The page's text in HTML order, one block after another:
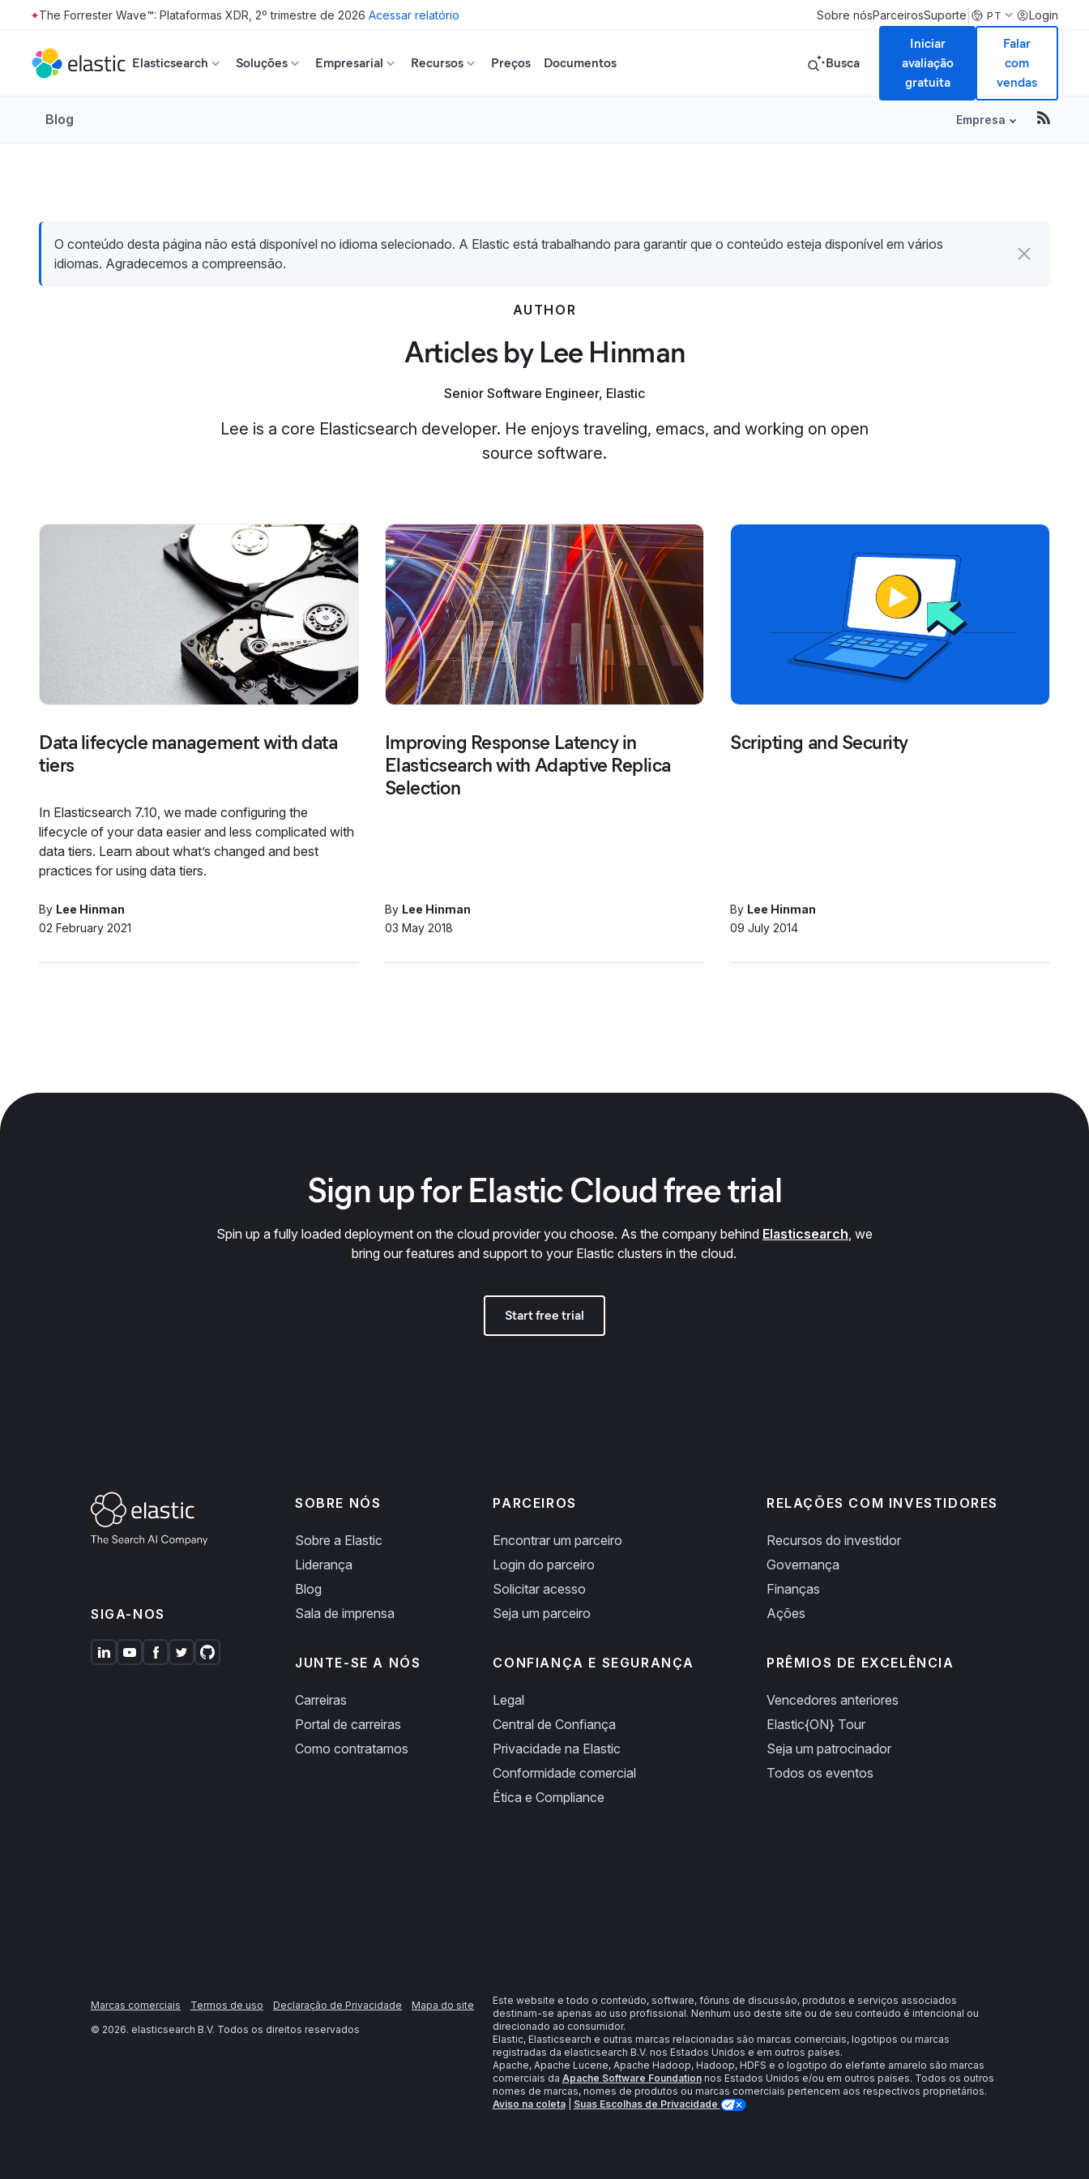
Skip to main content
The Forrester Wave™: Plataformas XDR, 2º trimestre de 2026 Acessar relatório Sobre nósParceirosSuporte PT Login
Elasticsearch Soluções Empresarial Recursos Preços Documentos Busca
Iniciar
avaliação
gratuita
Falar
com
vendas
Blog Empresa
O conteúdo desta página não está disponível no idioma selecionado. A Elastic está trabalhando para garantir que o conteúdo esteja disponível em vários
idiomas. Agradecemos a compreensão.
AUTHOR
Articles by Lee Hinman
Senior Software Engineer, Elastic
Lee is a core Elasticsearch developer. He enjoys traveling, emacs, and working on open
source software.
Data lifecycle management with data
tiers
In Elasticsearch 7.10, we made configuring the
lifecycle of your data easier and less complicated with
data tiers. Learn about what’s changed and best
practices for using data tiers.
By Lee Hinman
02 February 2021
Improving Response Latency in
Elasticsearch with Adaptive Replica
Selection
By Lee Hinman
03 May 2018
Scripting and Security
By Lee Hinman
09 July 2014
Sign up for Elastic Cloud free trial
Spin up a fully loaded deployment on the cloud provider you choose. As the company behind Elasticsearch , we
bring our features and support to your Elastic clusters in the cloud.
Start free trial
SIGA-NOS
SOBRE NÓS
Sobre a Elastic
Liderança
Blog
Sala de imprensa
JUNTE-SE A NÓS
Carreiras
Portal de carreiras
Como contratamos
PARCEIROS
Encontrar um parceiro
Login do parceiro
Solicitar acesso
Seja um parceiro
CONFIANÇA E SEGURANÇA
Legal
Central de Confiança
Privacidade na Elastic
Conformidade comercial
Ética e Compliance
RELAÇÕES COM INVESTIDORES
Recursos do investidor
Governança
Finanças
Ações
PRÊMIOS DE EXCELÊNCIA
Vencedores anteriores
Elastic{ON} Tour
Seja um patrocinador
Todos os eventos
Marcas comerciais Termos de uso Declaração de Privacidade
Mapa do site
© 2026. elasticsearch B.V. Todos os direitos reservados
Este website e todo o conteúdo, software, fóruns de discussão, produtos e serviços associados
destinam-se apenas ao uso profissional. Nenhum uso deste site ou de seu conteúdo é intencional ou
direcionado ao consumidor.
Elastic, Elasticsearch e outras marcas relacionadas são marcas comerciais, logotipos ou marcas
registradas da elasticsearch B.V. nos Estados Unidos e em outros países.
Apache, Apache Lucene, Apache Hadoop, Hadoop, HDFS e o logotipo do elefante amarelo são marcas
comerciais da Apache Software Foundationnos Estados Unidos e/ou em outros países. Todos os outros
nomes de marcas, nomes de produtos ou marcas comerciais pertencem aos respectivos proprietários.
Aviso na coleta| Suas Escolhas de Privacidade